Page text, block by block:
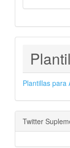
PARA
Plantillas para
Twitter